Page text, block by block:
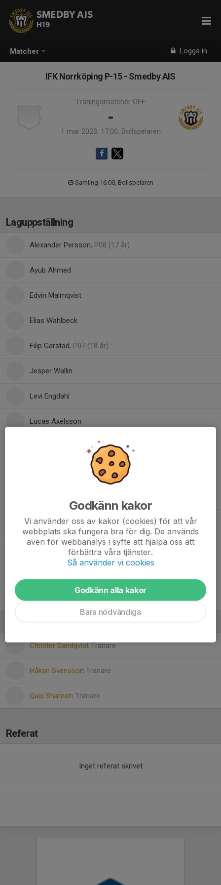
Matcher Logga in
SMEDBY AIS
H19
IFK Norrköping P-15 - Smedby AIS
Träningsmatcher ÖFF
-
1 mar 2023, 17:00, Bollspelaren
Samling 16:00, Bollspelaren
Laguppställning
Alexander Persson, P08 (17 år)
Ayub Ahmed
Edvin Malmqvist
Elias Wahlbeck
Filip Garstad, P07 (18 år)
Jesper Wallin
Levi Engdahl
Lucas Axelsson
Mattias Fernandez Gonzalez
Maximilian Salomonsson Bergström
Oliver Lindqvist, P08 (17 år)
Olle Åberg
Christer SandqvistTränare
Håkan Svensson Tränare
Qais Shamoh Tränare
Referat
Inget referat skrivet
Godkänn kakor
Vi använder oss av kakor (cookies) för att vår
webbplats ska fungera bra för dig. De används
även för webbanalys i syfte att hjälpa oss att
förbättra våra tjänster.
Så använder vi cookies
Godkänn alla kakor
Bara nödvändiga